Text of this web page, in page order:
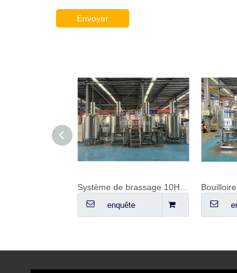
Envoyer
Système de brassage 10HL à 3 cuves
enquête